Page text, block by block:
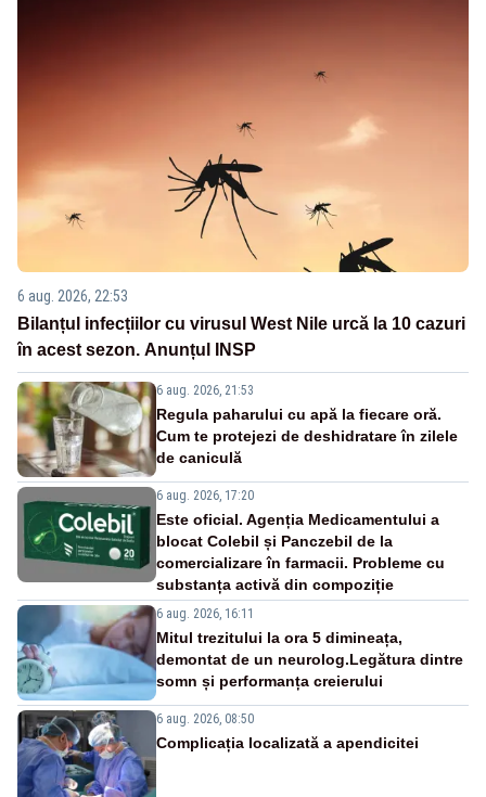
6 aug. 2026, 22:53
Bilanțul infecțiilor cu virusul West Nile urcă la 10 cazuri
în acest sezon. Anunțul INSP
6 aug. 2026, 21:53
Regula paharului cu apă la fiecare oră.
Cum te protejezi de deshidratare în zilele
de caniculă
6 aug. 2026, 17:20
Este oficial. Agenția Medicamentului a
blocat Colebil și Panczebil de la
comercializare în farmacii. Probleme cu
substanța activă din compoziție
6 aug. 2026, 16:11
Mitul trezitului la ora 5 dimineața,
demontat de un neurolog.Legătura dintre
somn și performanța creierului
6 aug. 2026, 08:50
Complicația localizată a apendicitei